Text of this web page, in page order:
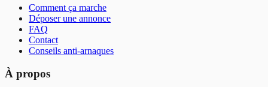
Comment ça marche
Déposer une annonce
FAQ
Contact
Conseils anti-arnaques
À propos